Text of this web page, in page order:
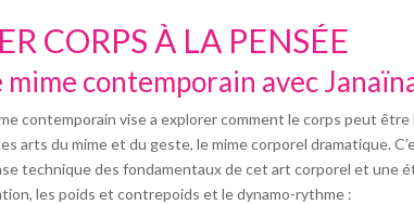
CORPS À LA PENSÉE
mime contemporain avec
contemporain vise a explorer comment le corps peut
arts du mime et du geste, le mime corporel dramatique.
technique des fondamentaux de cet art corporel et une
les poids et contrepoids et le dynamo-rythme :